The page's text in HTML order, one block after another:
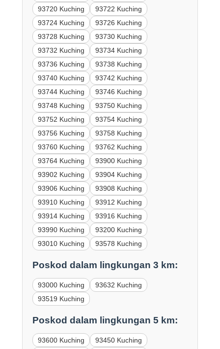
93720 Kuching
93722 Kuching
93724 Kuching
93726 Kuching
93728 Kuching
93730 Kuching
93732 Kuching
93734 Kuching
93736 Kuching
93738 Kuching
93740 Kuching
93742 Kuching
93744 Kuching
93746 Kuching
93748 Kuching
93750 Kuching
93752 Kuching
93754 Kuching
93756 Kuching
93758 Kuching
93760 Kuching
93762 Kuching
93764 Kuching
93900 Kuching
93902 Kuching
93904 Kuching
93906 Kuching
93908 Kuching
93910 Kuching
93912 Kuching
93914 Kuching
93916 Kuching
93990 Kuching
93200 Kuching
93010 Kuching
93578 Kuching
Poskod dalam lingkungan 3 km:
93000 Kuching
93632 Kuching
93519 Kuching
Poskod dalam lingkungan 5 km:
93600 Kuching
93450 Kuching